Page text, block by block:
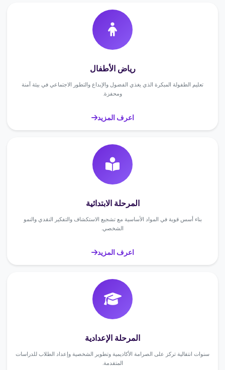
رياض الأطفال
تعليم الطفولة المبكرة الذي يغذي الفضول والإبداع والتطور الاجتماعي في بيئة آمنة
ومحفزة.
اعرف المزيد
المرحلة الابتدائية
بناء أسس قوية في المواد الأساسية مع تشجيع الاستكشاف والتفكير النقدي والنمو
الشخصي.
اعرف المزيد
المرحلة الإعدادية
سنوات انتقالية تركز على الصرامة الأكاديمية وتطوير الشخصية وإعداد الطلاب للدراسات
المتقدمة.